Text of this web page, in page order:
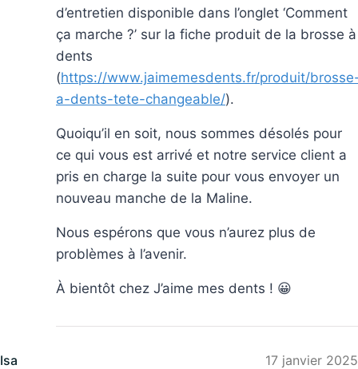
d’entretien disponible dans l’onglet ‘Comment
ça marche ?’ sur la fiche produit de la brosse à
dents
(https://www.jaimemesdents.fr/produit/
a-dents-tete-changeable/).
Quoiqu’il en soit, nous sommes désolés pour
ce qui vous est arrivé et notre service client a
pris en charge la suite pour vous envoyer un
nouveau manche de la Maline.
Nous espérons que vous n’aurez plus de
problèmes à l’avenir.
À bientôt chez J’aime mes dents ! 😀
Isa